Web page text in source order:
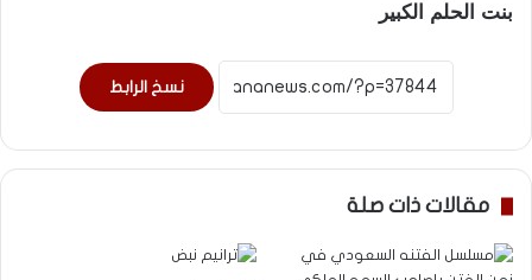
بنت الحلم الكبير
نسخ الرابط
مقالات ذات صلة